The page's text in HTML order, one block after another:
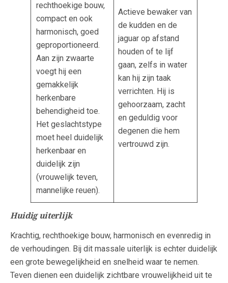
rechthoekige bouw,
compact en ook
harmonisch, goed
geproportioneerd.
Aan zijn zwaarte
voegt hij een
gemakkelijk
herkenbare
behendigheid toe.
Het geslachtstype
moet heel duidelijk
herkenbaar en
duidelijk zijn
(vrouwelijk teven,
mannelijke reuen).
Actieve bewaker van
de kudden en de
jaguar op afstand
houden of te lijf
gaan, zelfs in water
kan hij zijn taak
verrichten. Hij is
gehoorzaam, zacht
en geduldig voor
degenen die hem
vertrouwd zijn.
Huidig uiterlijk
Krachtig, rechthoekige bouw, harmonisch en evenredig in
de verhoudingen. Bij dit massale uiterlijk is echter duidelijk
een grote bewegelijkheid en snelheid waar te nemen.
Teven dienen een duidelijk zichtbare vrouwelijkheid uit te